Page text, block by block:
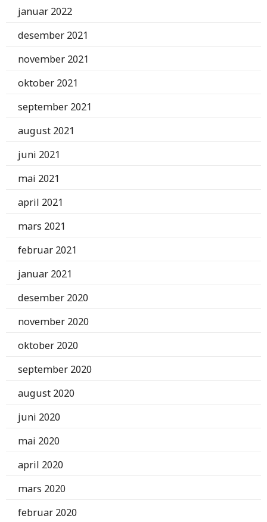
januar 2022
desember 2021
november 2021
oktober 2021
september 2021
august 2021
juni 2021
mai 2021
april 2021
mars 2021
februar 2021
januar 2021
desember 2020
november 2020
oktober 2020
september 2020
august 2020
juni 2020
mai 2020
april 2020
mars 2020
februar 2020